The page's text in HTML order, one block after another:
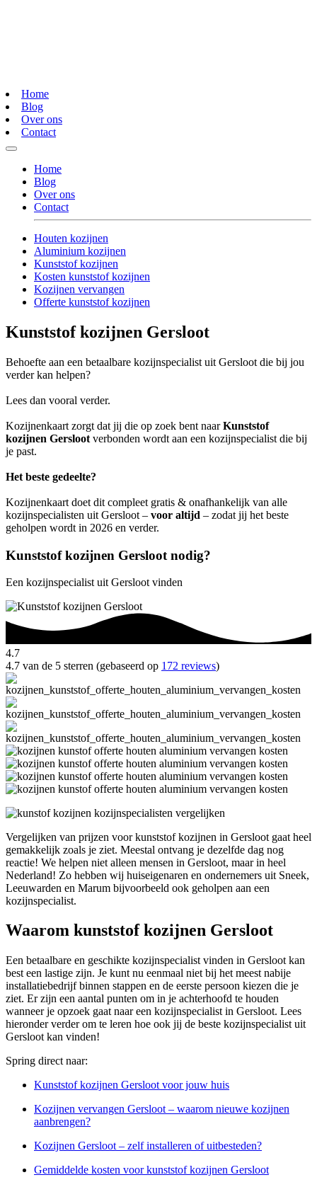
Home
Blog
Over ons
Contact
Home
Blog
Over ons
Contact
Houten kozijnen
Aluminium kozijnen
Kunststof kozijnen
Kosten kunststof kozijnen
Kozijnen vervangen
Offerte kunststof kozijnen
Kunststof kozijnen Gersloot
Behoefte aan een betaalbare kozijnspecialist uit Gersloot die bij jou
verder kan helpen?
Lees dan vooral verder.
Kozijnenkaart zorgt dat jij die op zoek bent naarKunststof
kozijnen Gersloot verbonden wordt aan een kozijnspecialist die bij
je past.
Het beste gedeelte?
Kozijnenkaart doet dit compleet gratis & onafhankelijk van alle
kozijnspecialisten uit Gersloot – voor altijd – zodat jij het beste
geholpen wordt in 2026 en verder.
Kunststof kozijnen Gersloot nodig?
Een kozijnspecialist uit Gersloot vinden
4.7
4.7 van de 5 sterren (gebaseerd op 172 reviews)
Vergelijken van prijzen voor kunststof kozijnen in Gersloot gaat heel
gemakkelijk zoals je ziet. Meestal ontvang je dezelfde dag nog
reactie! We helpen niet alleen mensen in Gersloot, maar in heel
Nederland! Zo hebben wij huiseigenaren en ondernemers uit Sneek,
Leeuwarden en Marum bijvoorbeeld ook geholpen aan een
kozijnspecialist.
Waarom kunststof kozijnen Gersloot
Een betaalbare en geschikte kozijnspecialist vinden in Gersloot kan
best een lastige zijn. Je kunt nu eenmaal niet bij het meest nabije
installatiebedrijf binnen stappen en de eerste persoon kiezen die je
ziet. Er zijn een aantal punten om in je achterhoofd te houden
wanneer je opzoek gaat naar een kozijnspecialist in Gersloot. Lees
hieronder verder om te leren hoe ook jij de beste kozijnspecialist uit
Gersloot kan vinden!
Spring direct naar:
Kunststof kozijnen Gersloot voor jouw huis
Kozijnen vervangen Gersloot – waarom nieuwe kozijnen
aanbrengen?
Kozijnen Gersloot – zelf installeren of uitbesteden?
Gemiddelde kosten voor kunststof kozijnen Gersloot